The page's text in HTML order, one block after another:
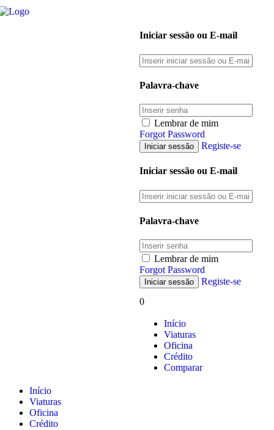
Iniciar sessão ou E-mail
Palavra-chave
Lembrar de mim
Forgot Password
Registe-se
Iniciar sessão ou E-mail
Palavra-chave
Lembrar de mim
Forgot Password
Registe-se
0
Início
Viaturas
Oficina
Crédito
Comparar
Início
Viaturas
Oficina
Crédito